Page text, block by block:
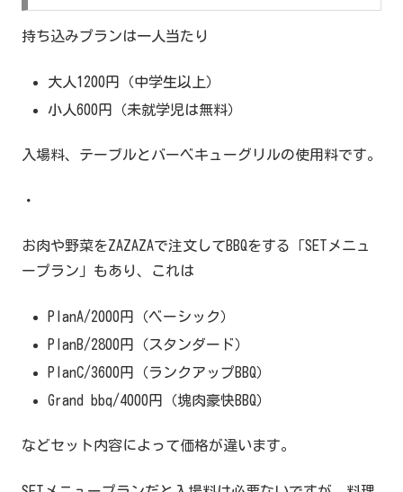
持ち込みプランは一人当たり
大人1200円（中学生以上）
小人600円（未就学児は無料）
入場料、テーブルとバーベキューグリルの使用料です。
・
お肉や野菜をZAZAZAで注文してBBQをする「SETメニュ
ープラン」もあり、これは
PlanA/2000円（ベーシック）
PlanB/2800円（スタンダード）
PlanC/3600円（ランクアップBBQ）
Grand bbq/4000円（塊肉豪快BBQ）
などセット内容によって価格が違います。